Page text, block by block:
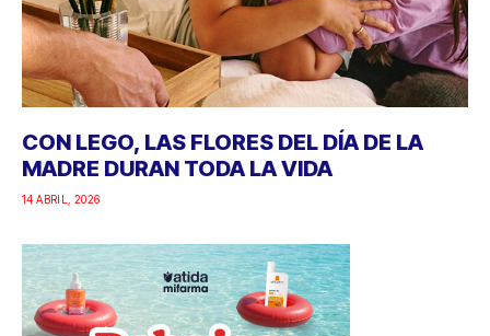
CON LEGO, LAS FLORES DEL DÍA DE LA
MADRE DURAN TODA LA VIDA
14 ABRIL, 2026